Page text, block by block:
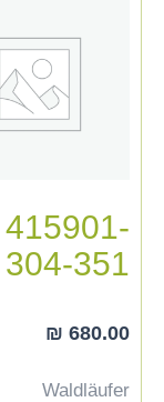
415901-
304-351
₪ 680.00
Waldläufer